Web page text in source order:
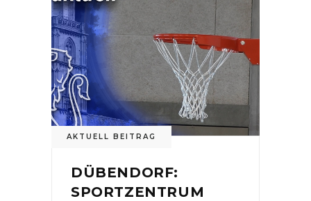
AKTUELL BEITRAG
DÜBENDORF:
SPORTZENTRUM